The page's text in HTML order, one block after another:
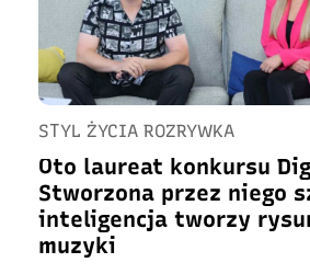
STYL ŻYCIA ROZRYWKA
Oto laureat konkursu
Stworzona przez niego
inteligencja tworzy
muzyki